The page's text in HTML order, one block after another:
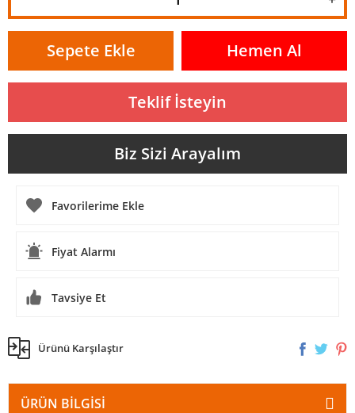
Sepete Ekle Hemen Al
Teklif İsteyin
Biz Sizi Arayalım
Fiyat Alarmı
Tavsiye Et
Ürünü Karşılaştır
ÜRÜN BILGISI